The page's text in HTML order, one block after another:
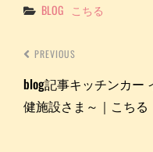
Categories
BLOG こちる
PREVIOUS
blog記事キッチンカー
健施設さま～｜こち